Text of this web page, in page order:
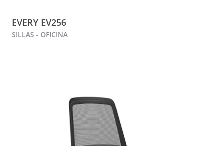
EVERY EV256
SILLAS - OFICINA